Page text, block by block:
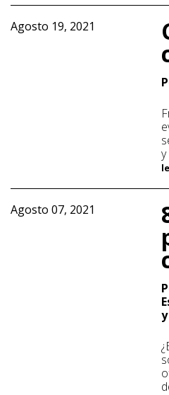
Agosto 19, 2021
Agosto 07, 2021